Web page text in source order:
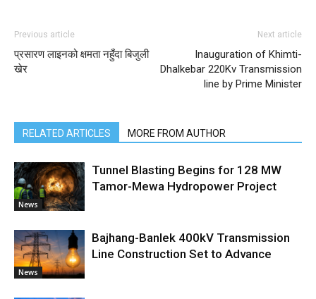
Previous article
प्रसारण लाइनको क्षमता नहुँदा बिजुली
खेर
Next article
Inauguration of Khimti-
Dhalkebar 220Kv Transmission
line by Prime Minister
RELATED ARTICLES MORE FROM AUTHOR
News
Tunnel Blasting Begins for 128 MW
Tamor-Mewa Hydropower Project
News
Bajhang-Banlek 400kV Transmission
Line Construction Set to Advance